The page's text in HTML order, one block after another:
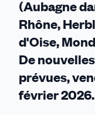
(Aubagne
Rhône,
d'Oise,
De
prévues,
février 2026.